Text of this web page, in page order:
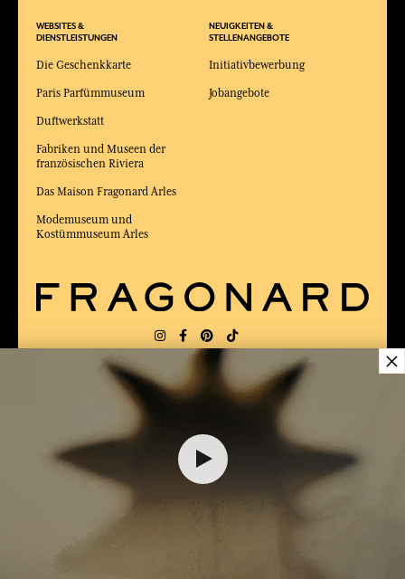
38,00 €
WEBSITES &
DIENSTLEISTUNGEN
Die Geschenkkarte
Paris Parfümmuseum
Duftwerkstatt
Fabriken und Museen der
französischen Riviera
Das Maison Fragonard Arles
Modemuseum und
Kostümmuseum Arles
NEUIGKEITEN &
STELLENANGEBOTE
Initiativbewerbung
Jobangebote
FR SPRACHE: DE
×